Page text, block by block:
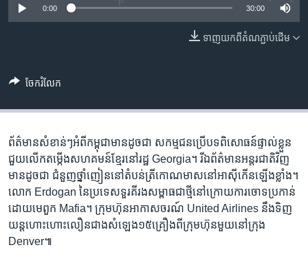
រចនា
ចូល​
ទំព័រ​
ស្វែង​
កម្មវិធីទាំងអស់
បណ្តាញ​សង្គម
ភាសា
0:00 30:00
ទាញ​យក​ពី​តំណភ្ជាប់​ដើម
ចែករំលែក
ព័ត៌មាន​សំខាន់ៗ​អំពី​កម្ពុជា​មាន​ដូចជា សកម្មជន​ប្រើ​បទពិសោធន៍​ផ្ទាល់​ខ្លួន​
ជួយ​លើក​តម្កើង​សហគមន៍​ខ្មែរ​នៅ​រដ្ឋ Georgia។ រីឯ​ព័ត៌មាន​អន្តរជាតិ​វិញ​
មាន​ដូច​ជា ជំនួញ​ថ្នាំ​ញៀន​នៅ​តំបន់​ត្រីកោណ​មាស​នៅ​អាស៊ី​កើនឡើង​​ខ្លាំង។
លោក Erdogan នៃ​​ប្រទេស​​​ទួរគី​រង​សម្ពាធ​​ជា​ថ្មី​​នៅ​ក្រោយ​ការ​ចោទ​ប្រកាន់​​
ដោយ​មេ​ពួក Mafia។ ក្រុមហ៊ុន​អាកាសចរណ៍ United Airlines នឹង​ទិញ​
យន្តហោះ​ហោះ​លឿន​ជាង​សំឡេង​១៥​គ្រឿង​ពី​ក្រុមហ៊ុន​មួយ​នៅ​ក្រុង
Denver៕